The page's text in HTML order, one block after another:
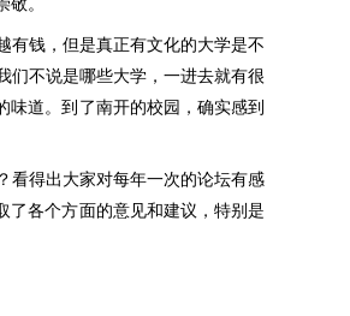
。
有钱，但是真正有文化的大学是不
们不说是哪些大学，一进去就有很
味道。到了南开的校园，确实感到
看得出大家对每年一次的论坛有感
了各个方面的意见和建议，特别是